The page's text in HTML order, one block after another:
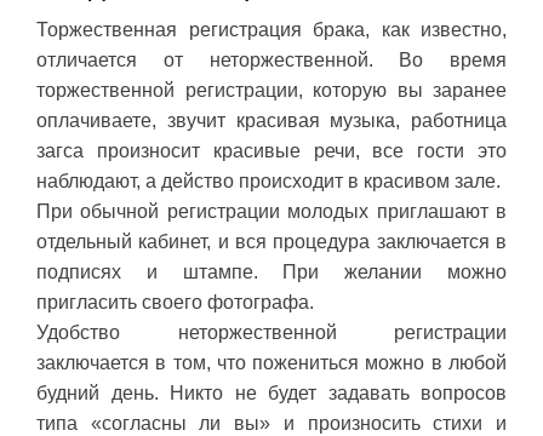
Торжественная регистрация брака, как известно,
отличается от неторжественной. Во время
торжественной регистрации, которую вы заранее
оплачиваете, звучит красивая музыка, работница
загса произносит красивые речи, все гости это
наблюдают, а действо происходит в красивом зале.
При обычной регистрации молодых приглашают в
отдельный кабинет, и вся процедура заключается в
подписях и штампе. При желании можно
пригласить своего фотографа.
Удобство неторжественной регистрации
заключается в том, что пожениться можно в любой
будний день. Никто не будет задавать вопросов
типа «согласны ли вы» и произносить стихи и